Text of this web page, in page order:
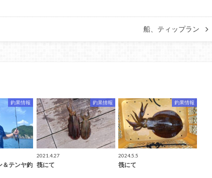
船、ティップラン
釣果情報
＆テンヤ釣
釣果情報
2021.4.27
筏にて
釣果情報
2024.5.5
筏にて